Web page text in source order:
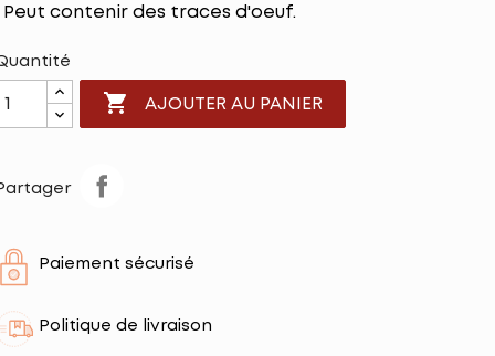
Peut contenir des traces d'oeuf.
 AJOUTER AU PANIER
Paiement sécurisé
Politique de livraison